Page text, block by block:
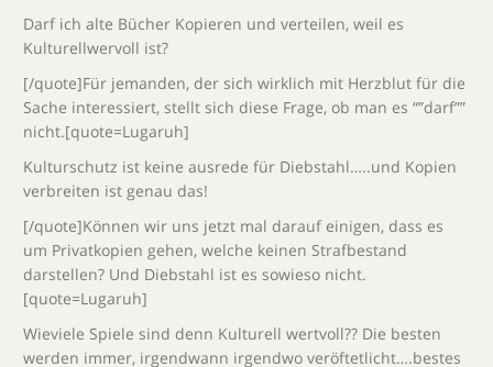
Darf ich alte Bücher Kopieren und verteilen, weil es
Kulturellwervoll ist?
[/quote]Für jemanden, der sich wirklich mit Herzblut für die
Sache interessiert, stellt sich diese Frage, ob man es “”darf””
nicht.[quote=Lugaruh]
Kulturschutz ist keine ausrede für Diebstahl…..und Kopien
verbreiten ist genau das!
[/quote]Können wir uns jetzt mal darauf einigen, dass es
um Privatkopien gehen, welche keinen Strafbestand
darstellen? Und Diebstahl ist es sowieso nicht.
[quote=Lugaruh]
Wieviele Spiele sind denn Kulturell wertvoll?? Die besten
werden immer, irgendwann irgendwo veröftetlicht….bestes